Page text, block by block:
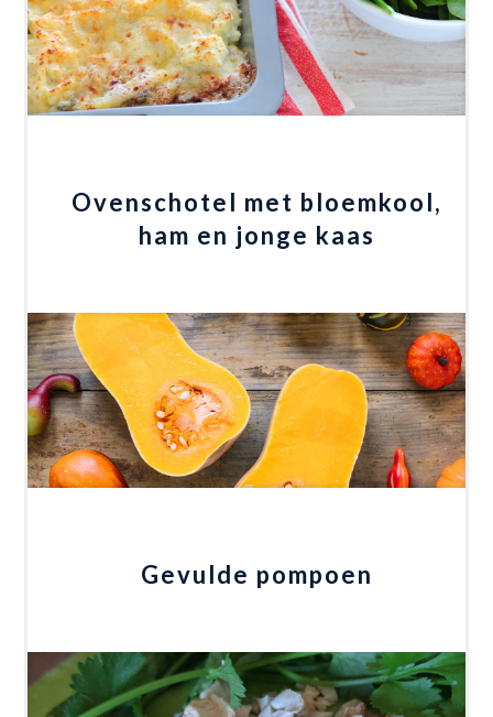
Ovenschotel met bloemkool,
ham en jonge kaas
Gevulde pompoen